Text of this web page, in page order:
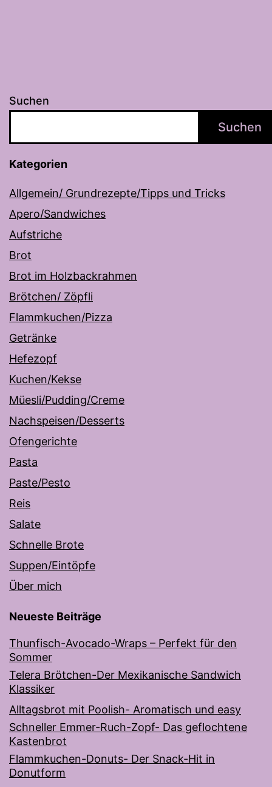
Suchen
Suchen
Kategorien
Allgemein/ Grundrezepte/Tipps und Tricks
Apero/Sandwiches
Aufstriche
Brot
Brot im Holzbackrahmen
Brötchen/ Zöpfli
Flammkuchen/Pizza
Getränke
Hefezopf
Kuchen/Kekse
Müesli/Pudding/Creme
Nachspeisen/Desserts
Ofengerichte
Pasta
Paste/Pesto
Reis
Salate
Schnelle Brote
Suppen/Eintöpfe
Über mich
Neueste Beiträge
Thunfisch-Avocado-Wraps – Perfekt für den
Sommer
Telera Brötchen-Der Mexikanische Sandwich
Klassiker
Alltagsbrot mit Poolish- Aromatisch und easy
Schneller Emmer-Ruch-Zopf- Das geflochtene
Kastenbrot
Flammkuchen-Donuts- Der Snack-Hit in
Donutform